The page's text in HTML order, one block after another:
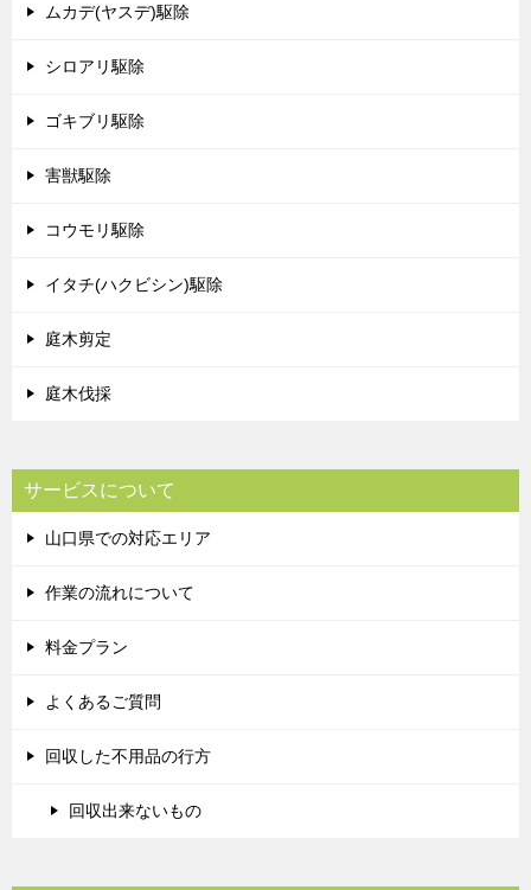
ムカデ(ヤスデ)駆除
シロアリ駆除
ゴキブリ駆除
害獣駆除
コウモリ駆除
イタチ(ハクビシン)駆除
庭木剪定
庭木伐採
サービスについて
山口県での対応エリア
作業の流れについて
料金プラン
よくあるご質問
回収した不用品の行方
回収出来ないもの